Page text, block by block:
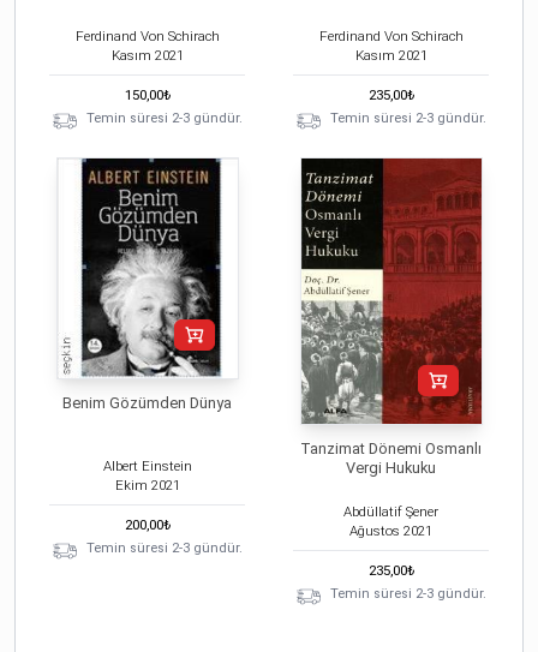
Ferdinand Von Schirach
Kasım 2021
150,00₺
Temin süresi 2-3 gündür.
Ferdinand Von Schirach
Kasım 2021
235,00₺
Temin süresi 2-3 gündür.
Benim Gözümden Dünya
Albert Einstein
Ekim 2021
200,00₺
Temin süresi 2-3 gündür.
Tanzimat Dönemi Osmanlı
Vergi Hukuku
Abdüllatif Şener
Ağustos 2021
235,00₺
Temin süresi 2-3 gündür.